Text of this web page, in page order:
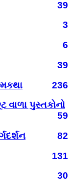
39
3
6
39
236
વાળા પુસ્તકોનો
59
82
131
30